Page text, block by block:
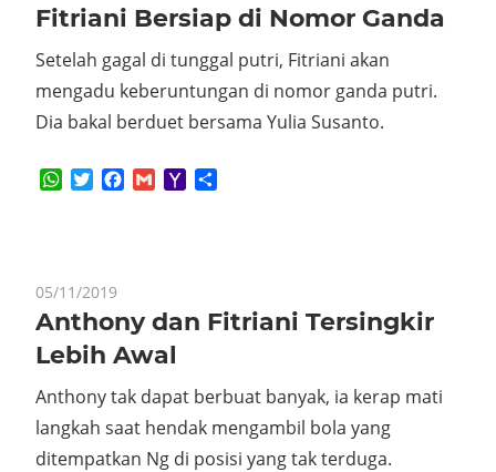
Fitriani Bersiap di Nomor Ganda
Setelah gagal di tunggal putri, Fitriani akan
mengadu keberuntungan di nomor ganda putri.
Dia bakal berduet bersama Yulia Susanto.
WhatsApp
TwitterFacebook
GmailYahoo
05/11/2019
Anthony dan Fitriani Tersingkir
Lebih Awal
Anthony tak dapat berbuat banyak, ia kerap mati
langkah saat hendak mengambil bola yang
ditempatkan Ng di posisi yang tak terduga.